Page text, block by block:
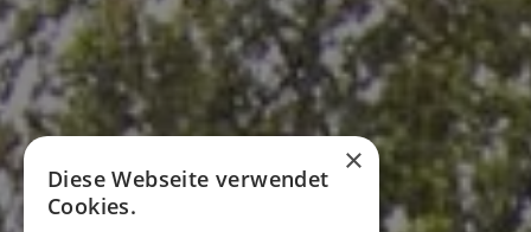
×
Diese Webseite verwendet
Cookies.